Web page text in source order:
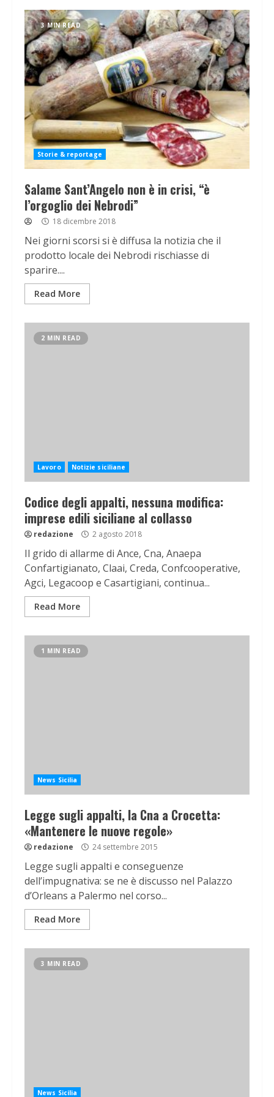
3 MIN READ
Storie & reportage
Salame Sant’Angelo non è in crisi, “è
l’orgoglio dei Nebrodi”
18 dicembre 2018
Nei giorni scorsi si è diffusa la notizia che il
prodotto locale dei Nebrodi rischiasse di
sparire....
Read More
2 MIN READ
Lavoro Notizie siciliane
Codice degli appalti, nessuna modifica:
imprese edili siciliane al collasso
redazione 2 agosto 2018
Il grido di allarme di Ance, Cna, Anaepa
Confartigianato, Claai, Creda, Confcooperative,
Agci, Legacoop e Casartigiani, continua...
Read More
1 MIN READ
News Sicilia
Legge sugli appalti, la Cna a Crocetta:
«Mantenere le nuove regole»
redazione 24 settembre 2015
Legge sugli appalti e conseguenze
dell’impugnativa: se ne è discusso nel Palazzo
d’Orleans a Palermo nel corso...
Read More
3 MIN READ
News Sicilia